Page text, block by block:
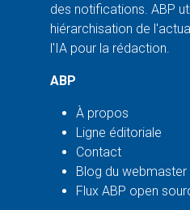
des notifications. ABP
hiérarchisation de
l'IA pour la rédaction.
ABP
À propos
Ligne éditoriale
Contact
Blog du webmaster
Flux ABP open